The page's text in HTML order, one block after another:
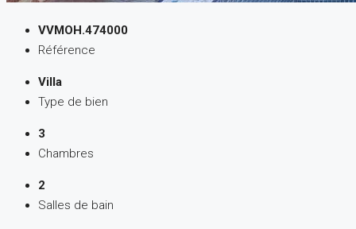
VVMOH.474000
Référence
Villa
Type de bien
3
Chambres
2
Salles de bain